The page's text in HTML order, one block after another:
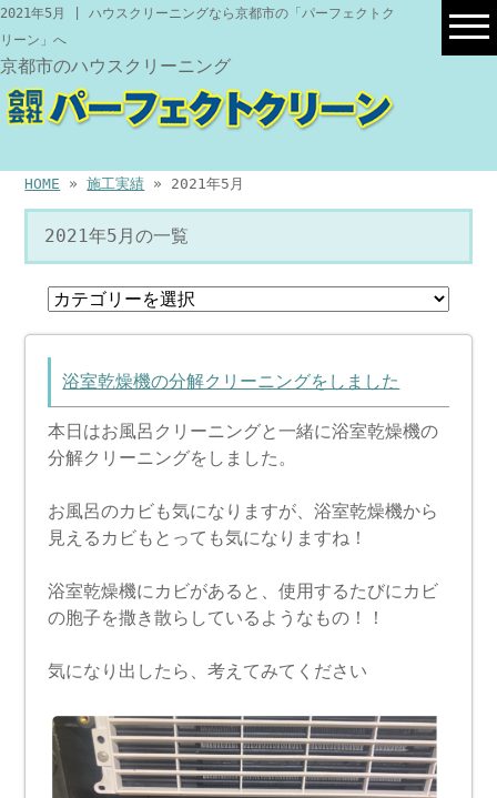
2021年5月 | ハウスクリーニングなら京都市の「パーフェクトク
リーン」へ
京都市のハウスクリーニング
HOME »施工実績 » 2021年5月
2021年5月の一覧
浴室乾燥機の分解クリーニングをしました
本日はお風呂クリーニングと一緒に浴室乾燥機の
分解クリーニングをしました。
お風呂のカビも気になりますが、浴室乾燥機から
見えるカビもとっても気になりますね！
浴室乾燥機にカビがあると、使用するたびにカビ
の胞子を撒き散らしているようなもの！！
気になり出したら、考えてみてください